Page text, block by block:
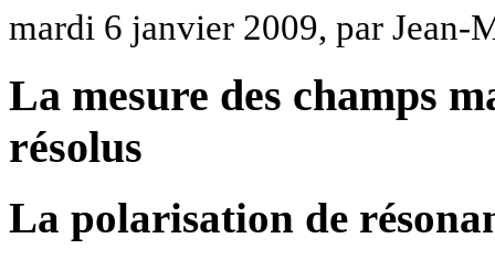
mardi 6 janvier 2009, par
La mesure des champs
résolus
La polarisation de